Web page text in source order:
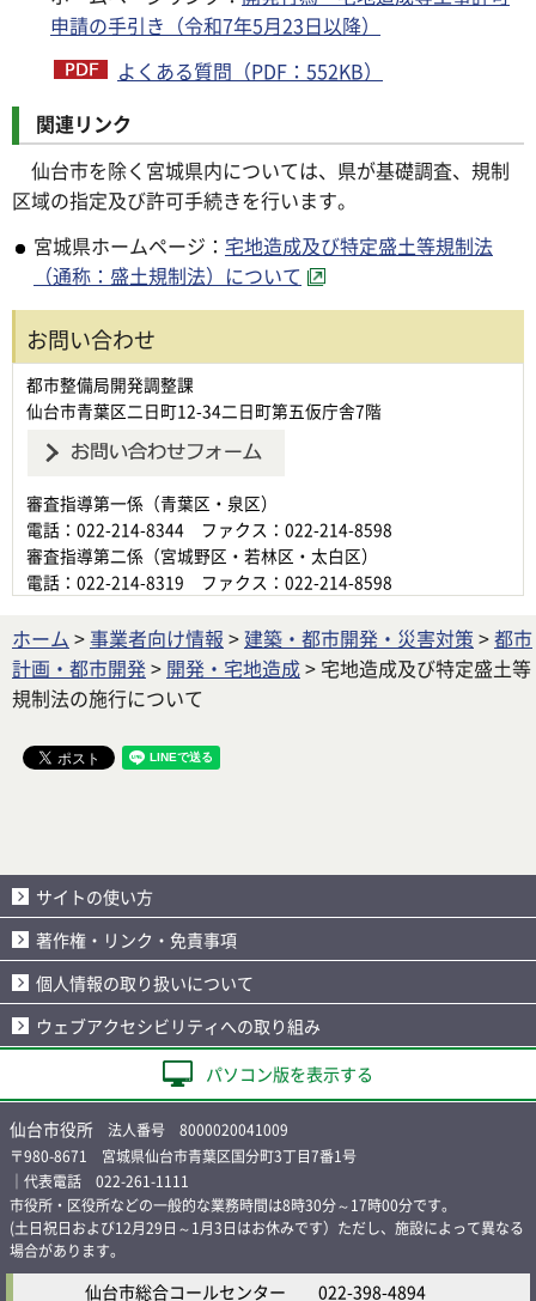
申請の手引き（令和7年5月23日以降）
よくある質問（PDF：552KB）
関連リンク
仙台市を除く宮城県内については、県が基礎調査、規制
区域の指定及び許可手続きを行います。
宮城県ホームページ： 宅地造成及び特定盛土等規制法
（通称：盛土規制法）について
お問い合わせ
都市整備局開発調整課
仙台市青葉区二日町12-34二日町第五仮庁舎7階
審査指導第一係（青葉区・泉区）
電話：022-214-8344 ファクス：022-214-8598
審査指導第二係（宮城野区・若林区・太白区）
電話：022-214-8319 ファクス：022-214-8598
ホーム >事業者向け情報 >建築・都市開発・災害対策 >都市
計画・都市開発> 開発・宅地造成> 宅地造成及び特定盛土等
規制法の施行について
サイトの使い方
著作権・リンク・免責事項
個人情報の取り扱いについて
ウェブアクセシビリティへの取り組み
パソコン版を表示する
仙台市役所 法人番号 8000020041009
〒980-8671 宮城県仙台市青葉区国分町3丁目7番1号
｜代表電話 022-261-1111
市役所・区役所などの一般的な業務時間は8時30分～17時00分です。
(土日祝日および12月29日～1月3日はお休みです）ただし、施設によって異なる
場合があります。
仙台市総合コールセンター 022-398-4894